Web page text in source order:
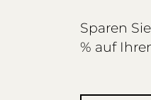
Sparen
% auf